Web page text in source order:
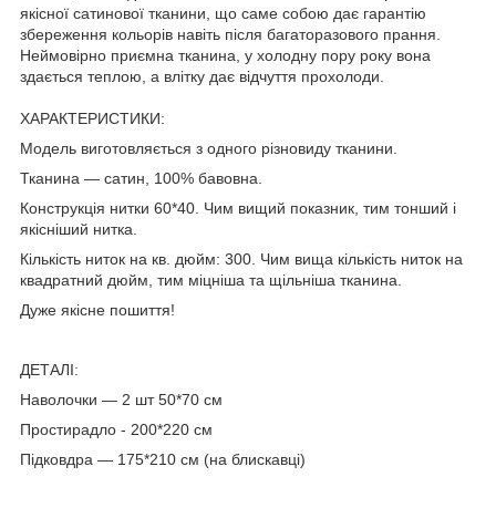
якісної сатинової тканини, що саме собою дає гарантію
збереження кольорів навіть після багаторазового прання.
Неймовірно приємна тканина, у холодну пору року вона
здається теплою, а влітку дає відчуття прохолоди.
ХАРАКТЕРИСТИКИ:
Модель виготовляється з одного різновиду тканини.
Тканина — сатин, 100% бавовна.
Конструкція нитки 60*40. Чим вищий показник, тим тонший і
якісніший нитка.
Кількість ниток на кв. дюйм: 300. Чим вища кількість ниток на
квадратний дюйм, тим міцніша та щільніша тканина.
Дуже якісне пошиття!
ДЕТАЛІ:
Наволочки — 2 шт 50*70 см
Простирадло - 200*220 см
Підковдра — 175*210 см (на блискавці)